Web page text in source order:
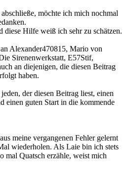
möchte ich mich nochmal
diese Hilfe weiß ich sehr zu schätzen.
Alexander470815, Mario von
Sirenenwerkstatt, E57Stif,
an diejenigen, die diesen Beitrag
haben.
der diesen Beitrag liest, einen
einen guten Start in die kommende
meine vergangenen Fehler gelernt
wiederholen. Als Laie bin ich stets
mal Quatsch erzähle, weist mich